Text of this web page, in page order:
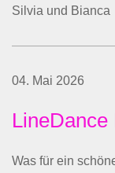
Silvia und Bianca
04. Mai 2026
Was für ein